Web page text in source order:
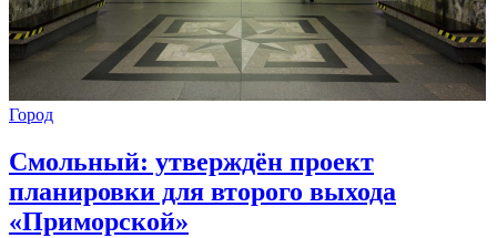
Город
Смольный: утверждён проект
планировки для второго выхода
«Приморской»